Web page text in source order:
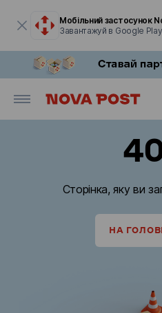
Мобільний застосунок
Завантажуй в Google Play
Сторінка, яку ви
НА